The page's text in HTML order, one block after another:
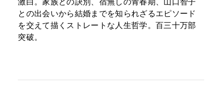
との出会いから結婚までを知られざるエピソード
を交えて描くストレートな人生哲学。百三十万部
突破。